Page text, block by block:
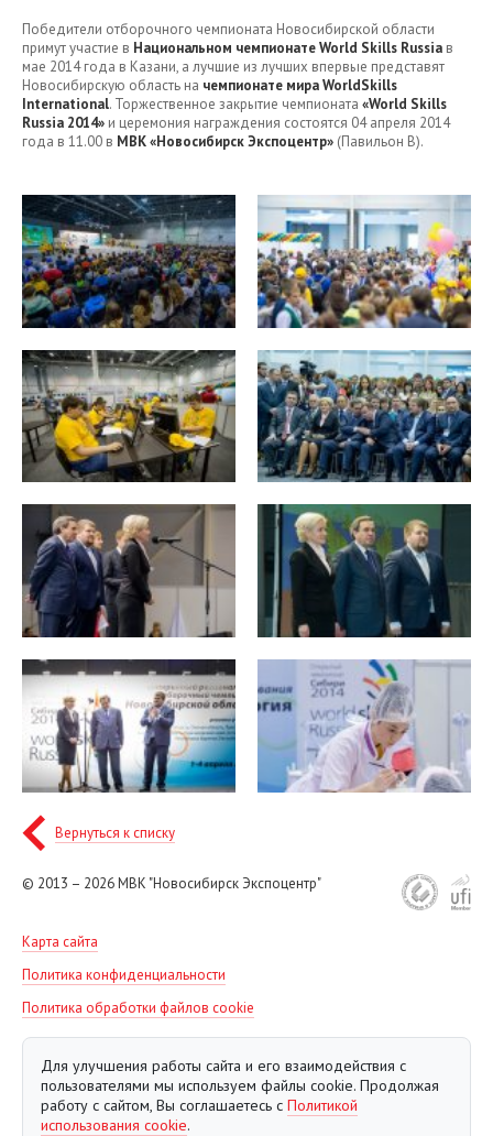
Победители отборочного чемпионата Новосибирской области
примут участие в Национальном чемпионате World Skills Russia в
мае 2014 года в Казани, а лучшие из лучших впервые представят
Новосибирскую область на чемпионате мира WorldSkills
International. Торжественное закрытие чемпионата «World Skills
Russia 2014» и церемония награждения состоятся 04 апреля 2014
года в 11.00 в МВК «Новосибирск Экспоцентр» (Павильон B).
Вернуться к списку
Для улучшения работы сайта и его взаимодействия с
пользователями мы используем файлы cookie. Продолжая
работу с сайтом, Вы соглашаетесь с Политикой
использования cookie.
© 2013 – 2026МВК "Новосибирск Экспоцентр"
Карта сайта
Политика конфиденциальности
Политика обработки файлов cookie